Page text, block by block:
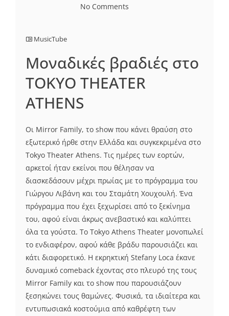
No Comments
MusicTube
Μοναδικές βραδιές στο
TOKYO THEATER
ATHENS
Οι Mirror Family, το show που κάνει θραύση στο
εξωτερικό ήρθε στην Ελλάδα και συγκεκριμένα στο
Tokyo Theater Athens. Τις ημέρες των εορτών,
αρκετοί ήταν εκείνοι που θέλησαν να
διασκεδάσουν μέχρι πρωίας με το πρόγραμμα του
Γιώργου Λιβάνη και του Σταμάτη Χουχουλή. Ένα
πρόγραμμα που έχει ξεχωρίσει από το ξεκίνημα
του, αφού είναι άκρως ανεβαστικό και καλύπτει
όλα τα γούστα. To Tokyo Athens Theater μονοπωλεί
το ενδιαφέρον, αφού κάθε βράδυ παρουσιάζει και
κάτι διαφορετικό. Η εκρηκτική Stefany Loca έκανε
δυναμικό comeback έχοντας στο πλευρό της τους
Mirror Family και το show που παρουσιάζουν
ξεσηκώνει τους θαμώνες. Φυσικά, τα ιδιαίτερα και
εντυπωσιακά κοστούμια από καθρέφτη των